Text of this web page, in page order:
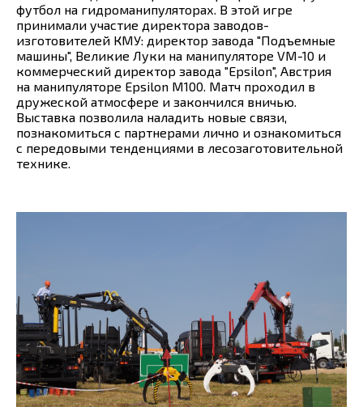
футбол на гидроманипуляторах. В этой игре
принимали участие директора заводов-
изготовителей КМУ: директор завода "Подъемные
машины", Великие Луки на манипуляторе VM-10 и
коммерческий директор завода "Epsilon", Австрия
на манипуляторе Epsilon M100. Матч проходил в
дружеской атмосфере и закончился вничью.
Выставка позволила наладить новые связи,
познакомиться с партнерами лично и ознакомиться
с передовыми тенденциями в лесозаготовительной
технике.